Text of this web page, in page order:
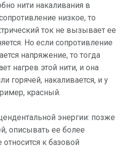
нити накаливания в
низкое, то
ток не вызывает ее
Но если сопротивление
напряжение, то тогда
нагрев этой нити, и она
горячей, накаливается, и у
красный.
энергии: позже
описывать ее более
к базовой